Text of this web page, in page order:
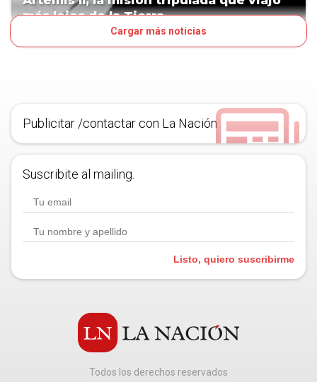
más lejos de la Tierra
Cargar más noticias
Publicitar /contactar con La Nación
Suscribite al mailing.
Listo, quiero suscribirme
Todos los derechos reservados